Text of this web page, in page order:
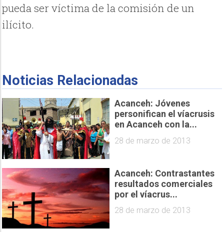
pueda ser víctima de la comisión de un
ilícito.
Noticias Relacionadas
Acanceh: Jóvenes
personifican el víacrusis
en Acanceh con la...
28 de marzo de 2013
Acanceh: Contrastantes
resultados comerciales
por el víacrus...
28 de marzo de 2013